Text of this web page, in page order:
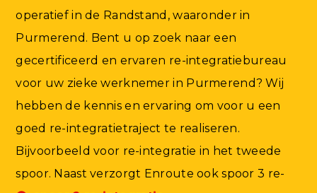
operatief in de Randstand, waaronder in
Purmerend. Bent u op zoek naar een
gecertificeerd en ervaren re-integratiebureau
voor uw zieke werknemer in Purmerend? Wij
hebben de kennis en ervaring om voor u een
goed re-integratietraject te realiseren.
Bijvoorbeeld voor re-integratie in het tweede
spoor. Naastverzorgt Enroute ook spoor 3 re-